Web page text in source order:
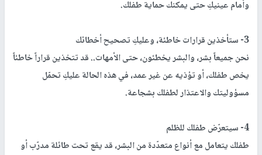
وأمام عينيكِ حتى يمكنك حماية طفلك.
3- ستأخذين قرارات خاطئة، وعليكِ تصحيح أخطائك
نحن جميعاً بشر، والبشر يخطئون، حتى الأمهات.. قد تتخذين قراراً خاطئاً
يخص طفلك، أو تؤذيه عن غير عمد، في هذه الحالة عليكِ تحمّل
مسؤوليتك والاعتذار لطفلك بشجاعة.
4- سيتعرّض طفلك للظلم
طفلك يتعامل مع أنواع متعدّدة من البشر، قد يقع تحت طائلة مدرّب أو